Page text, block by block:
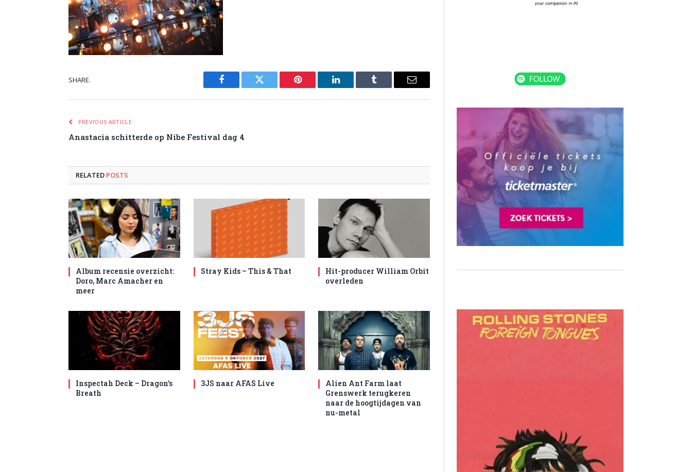
SHARE.
Facebook Twitter Pinterest LinkedIn Tumblr Email
PREVIOUS ARTICLE
Anastacia schitterde op Nibe Festival dag 4
RELATED POSTS
Album recensie overzicht:
Doro, Marc Amacher en
meer
Stray Kids – This & That
Hit-producer William Orbit
overleden
Inspectah Deck – Dragon’s
Breath
3JS naar AFAS Live
Alien Ant Farm laat
Grenswerk terugkeren
naar de hoogtijdagen van
nu-metal